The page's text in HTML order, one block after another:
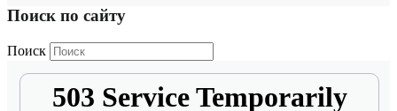
Поиск по сайту
Поиск